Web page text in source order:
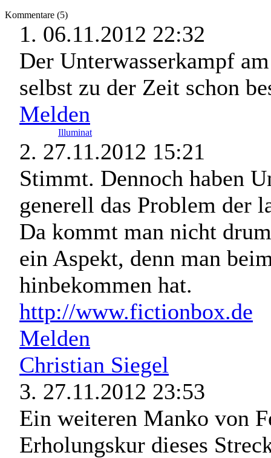
Kommentare (5)
1. 06.11.2012 22:32
Der Unterwasserkampf
selbst zu der Zeit schon
Melden
Illuminat
2. 27.11.2012 15:21
Stimmt. Dennoch haben
generell das Problem der
Da kommt man nicht
ein Aspekt, denn man
hinbekommen hat.
http://www.fictionbox.de
Melden
Christian Siegel
3. 27.11.2012 23:53
Ein weiteren Manko von
Erholungskur dieses